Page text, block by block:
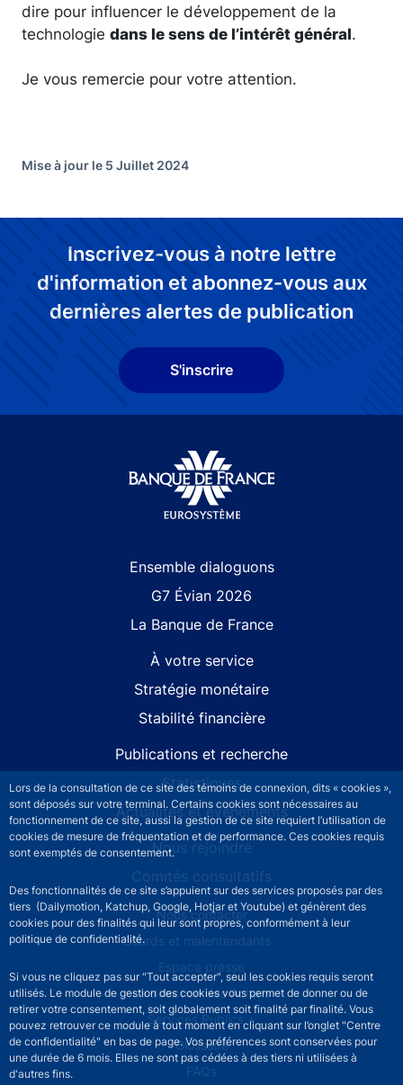
Lors de la consultation de ce site des témoins de connexion, dits « cookies »,
sont déposés sur votre terminal. Certains cookies sont nécessaires au
fonctionnement de ce site, aussi la gestion de ce site requiert l’utilisation de
cookies de mesure de fréquentation et de performance. Ces cookies requis
sont exemptés de consentement.
Des fonctionnalités de ce site s’appuient sur des services proposés par des
tiers (Dailymotion, Katchup, Google, Hotjar et Youtube) et génèrent des
cookies pour des finalités qui leur sont propres, conformément à leur
politique de confidentialité.
Si vous ne cliquez pas sur "Tout accepter", seul les cookies requis seront
utilisés. Le module de gestion des cookies vous permet de donner ou de
retirer votre consentement, soit globalement soit finalité par finalité. Vous
pouvez retrouver ce module à tout moment en cliquant sur l’onglet "Centre
de confidentialité" en bas de page. Vos préférences sont conservées pour
une durée de 6 mois. Elles ne sont pas cédées à des tiers ni utilisées à
d'autres fins.
dire pour influencer le développement de la
technologie dans le sens de l’intérêt général.
Je vous remercie pour votre attention.
Mise à jour le 5 Juillet 2024
Inscrivez-vous à notre lettre
d'information et abonnez-vous aux
dernières alertes de publication
S'inscrire
Ensemble dialoguons
G7 Évian 2026
La Banque de France
À votre service
Stratégie monétaire
Stabilité financière
Publications et recherche
Statistiques
Actualités et événements
Nous rejoindre
Comités consultatifs
Footer secondary menuNous contacter
Sourds et malentendants
Espace presse
La direction des Achats
Services Publics +
Glossaire
FAQs